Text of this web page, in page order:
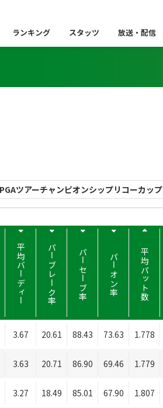
ランキング スタッツ 放送・配信
平均バーディー パーブレーク率 パーセーブ率 パーオン率 平均パット数
3.67 20.61 88.43 73.63 1.778
3.63 20.71 86.90 69.46 1.779
3.27 18.49 85.01 67.90 1.807